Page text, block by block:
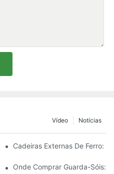
Notícias
Vídeo
Guarda-Sol Perfeito
Cadeiras Externas De Ferro:
Guarda-Sóis À Venda
Onde Comprar Guarda-Sóis: